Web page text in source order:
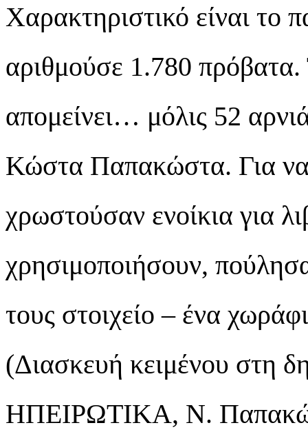
Χαρακτηριστικό είναι το
αριθμούσε 1.780 πρόβατα.
απομείνει… μόλις 52
Κώστα Παπακώστα. Για να
χρωστούσαν ενοίκια για
χρησιμοποιήσουν,
τους στοιχείο – ένα
(Διασκευή κειμένου στη
ΗΠΕΙΡΩΤΙΚΑ, Ν.